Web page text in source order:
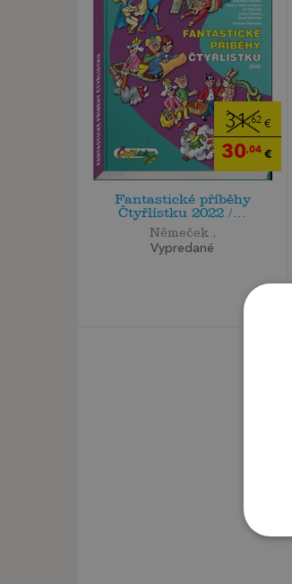
31,62 €
30,04 €
Fantastické příběhy
Čtyřlístku 2022 /...
Němeček ,
Vypredané